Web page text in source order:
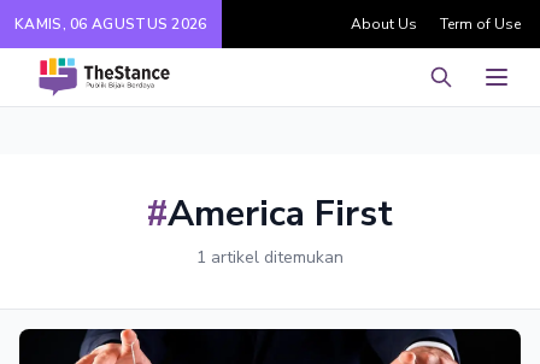
KAMIS, 06 AGUSTUS 2026 About Us Term of Use
Pencarian
#America First
1 artikel ditemukan